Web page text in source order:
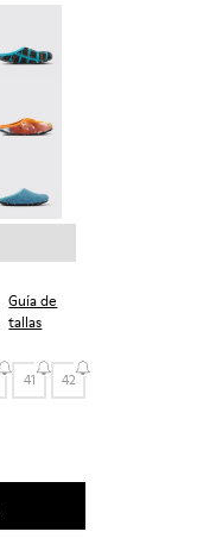
Guía de
tallas
41 42